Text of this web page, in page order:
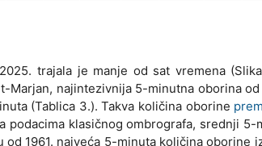
trajala je manje od sat vremena
najintezivnija 5-minutna oborina od
(Tablica 3.). Takva količina oborine
klasičnog ombrografa, srednji 5-
1961. najveća 5-minuta količina oborine